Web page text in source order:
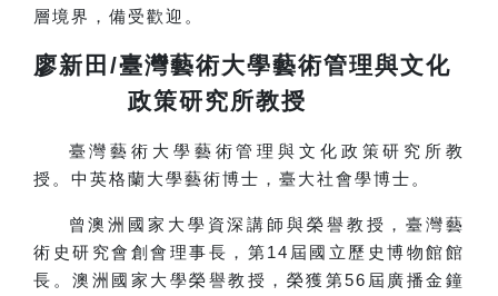
層境界，備受歡迎。
廖新田/臺灣藝術大學藝術管理與文化
政策研究所教授
臺灣藝術大學藝術管理與文化政策研究所教
授。中英格蘭大學藝術博士，臺大社會學博士。
曾澳洲國家大學資深講師與榮譽教授，臺灣藝
術史研究會創會理事長，第14屆國立歷史博物館館
長。澳洲國家大學榮譽教授，榮獲第56屆廣播金鐘